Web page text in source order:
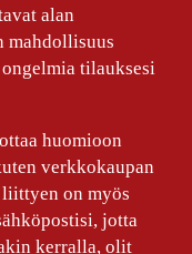
alan
mahdollisuus
tilauksesi
huomioon
verkkokaupan
on myös
jotta
kerralla, olit